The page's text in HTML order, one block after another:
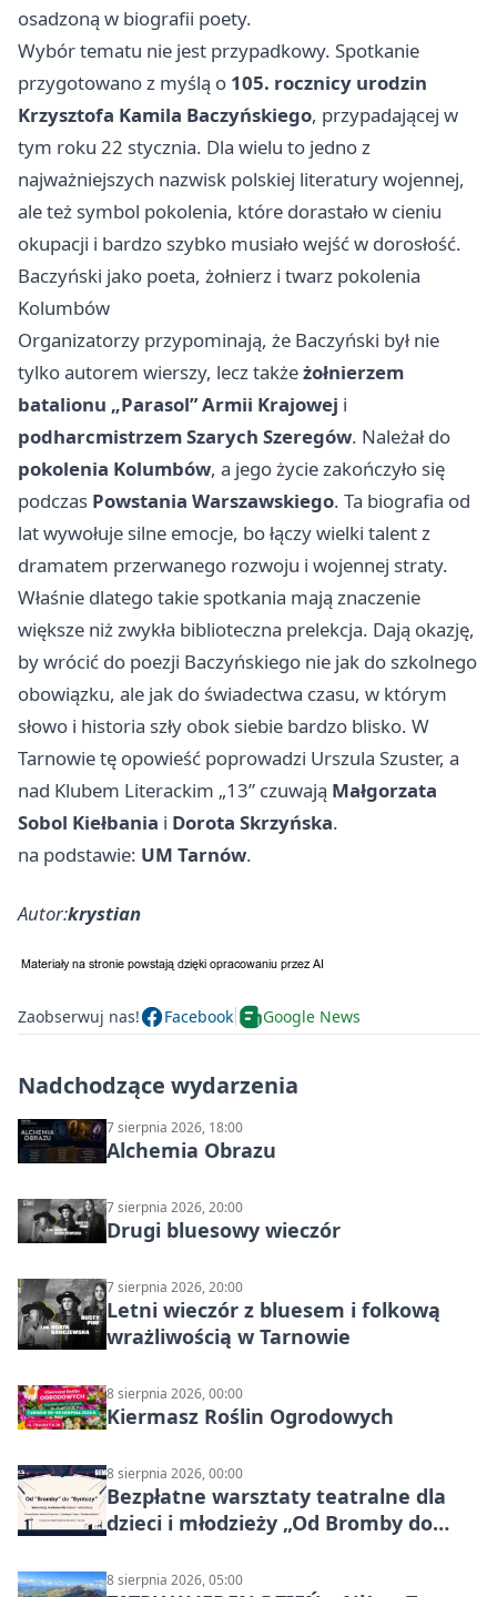
osadzoną w biografii poety.
Wybór tematu nie jest przypadkowy. Spotkanie
przygotowano z myślą o 105. rocznicy urodzin
Krzysztofa Kamila Baczyńskiego, przypadającej w
tym roku 22 stycznia. Dla wielu to jedno z
najważniejszych nazwisk polskiej literatury wojennej,
ale też symbol pokolenia, które dorastało w cieniu
okupacji i bardzo szybko musiało wejść w dorosłość.
Baczyński jako poeta, żołnierz i twarz pokolenia
Kolumbów
Organizatorzy przypominają, że Baczyński był nie
tylko autorem wierszy, lecz takżeżołnierzem
batalionu „Parasol” Armii Krajowej i
podharcmistrzem Szarych Szeregów. Należał do
pokolenia Kolumbów, a jego życie zakończyło się
podczas Powstania Warszawskiego. Ta biografia od
lat wywołuje silne emocje, bo łączy wielki talent z
dramatem przerwanego rozwoju i wojennej straty.
Właśnie dlatego takie spotkania mają znaczenie
większe niż zwykła biblioteczna prelekcja. Dają okazję,
by wrócić do poezji Baczyńskiego nie jak do szkolnego
obowiązku, ale jak do świadectwa czasu, w którym
słowo i historia szły obok siebie bardzo blisko. W
Tarnowie tę opowieść poprowadzi Urszula Szuster, a
nad Klubem Literackim „13” czuwają Małgorzata
Sobol Kiełbania i Dorota Skrzyńska.
na podstawie: UM Tarnów.
Autor:krystian
Zaobserwuj nas! Facebook Google News
Nadchodzące wydarzenia
7 sierpnia 2026, 18:00
Alchemia Obrazu
7 sierpnia 2026, 20:00
Drugi bluesowy wieczór
7 sierpnia 2026, 20:00
Letni wieczór z bluesem i folkową
wrażliwością w Tarnowie
8 sierpnia 2026, 00:00
Kiermasz Roślin Ogrodowych
8 sierpnia 2026, 00:00
Bezpłatne warsztaty teatralne dla
dzieci i młodzieży „Od Bromby do
8 sierpnia 2026, 05:00